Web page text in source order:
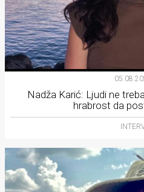
Nadža Karić: Ljudi ne
hrabrost da